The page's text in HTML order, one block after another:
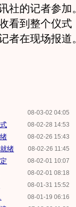
社的记者参加
看到整个仪式
者在现场报道
08-03-02 04:05
08-02-28 14:53
08-02-26 15:43
08-02-26 11:45
绪
08-02-01 10:07
08-02-01 08:18
08-01-31 15:52
08-01-19 06:16